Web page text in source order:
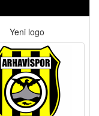
Yeni logo